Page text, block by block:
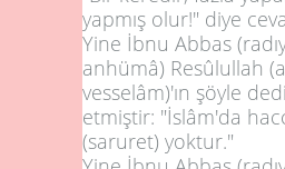
yapmış olur!" diye
Yine İbnu Abbas
anhümâ) Resûlullah
vesselâm)'ın şöyle
etmiştir: "İslâm'da
(saruret) yoktur."